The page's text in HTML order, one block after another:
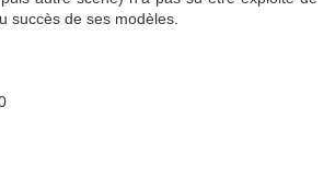
succès de ses modèles.